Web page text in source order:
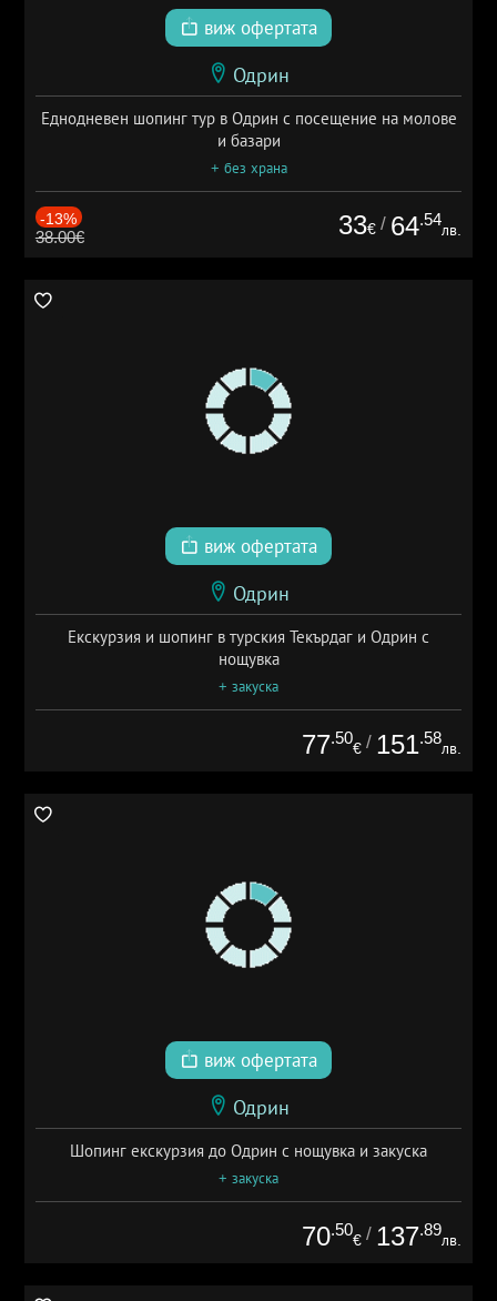
виж офертата
Одрин
Еднодневен шопинг тур в Одрин с посещение на молове
и базари
+ без храна
-13%
38.00€ 33€ / 64.54
лв.
виж офертата
Одрин
Екскурзия и шопинг в турския Текърдаг и Одрин с
нощувка
+ закуска
77.50
€ / 151.58
лв.
виж офертата
Одрин
Шопинг екскурзия до Одрин с нощувка и закуска
+ закуска
70.50
€ / 137.89
лв.